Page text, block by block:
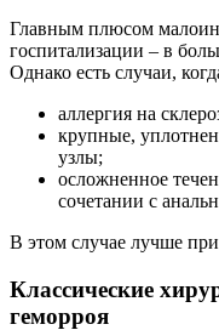
Главным плюсом
госпитализации – в
Однако есть случаи,
аллергия на
крупные,
узлы;
осложненное
сочетании с
В этом случае лучше
Классические
геморроя